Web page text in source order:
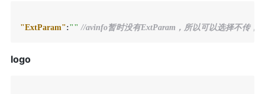
"ExtParam":"" //avinfo暂时没有ExtParam，所以可以选择不传，
logo